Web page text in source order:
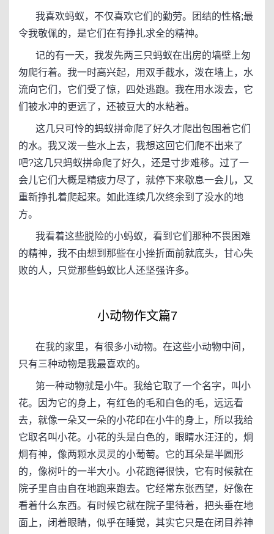
我喜欢蚂蚁，不仅喜欢它们的勤劳。团结的性格;最
令我敬佩的，是它们在有挣扎求全的精神。
记的有一天，我发先两三只蚂蚁在出房的墙壁上匆
匆爬行着。我一时高兴起，用双手截水，泼在墙上，水
流向它们，它们受了惊，四处逃跑。我在用水泼去，它
们被水冲的更远了，还被豆大的水粘着。
这几只可怜的蚂蚁拼命爬了好久才爬出包围着它们
的水。我又泼一些水上去，我想这回它们爬不出来了
吧?这几只蚂蚁拼命爬了好久，还是寸步难移。过了一
会儿它们大概是精疲力尽了，就停下来歇息一会儿，又
重新挣扎着爬起来。如此连续几次终余到了没水的地
方。
我看着这些脱险的小蚂蚁，看到它们那种不畏困难
的精神，我不由想到那些在小挫折面前就底头，甘心失
败的人，只觉那些蚂蚁比人还坚强许多。
小动物作文篇7
在我的家里，有很多小动物。在这些小动物中间，
只有三种动物是我最喜欢的。
第一种动物就是小牛。我给它取了一个名字，叫小
花。因为它的身上，有红色的毛和白色的毛，远远看
去，就像一朵又一朵的小花印在小牛的身上，所以我给
它取名叫小花。小花的头是白色的，眼睛水汪汪的，炯
炯有神，像两颗水灵灵的小葡萄。它的耳朵是半圆形
的，像树叶的一半大小。小花跑得很快，它有时候就在
院子里自由自在地跑来跑去。它经常东张西望，好像在
看着什么东西。有时候它就在院子里待着，把头垂在地
面上，闭着眼睛，似乎在睡觉，其实它只是在闭目养神